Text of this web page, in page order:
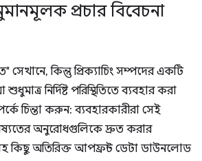
প্রচার বিবেচনা
কিন্তু প্রিক্যাচিং সম্পদের একটি
নির্দিষ্ট পরিস্থিতিতে ব্যবহার করা
চিন্তা করুন: ব্যবহারকারীরা সেই
অনুরোধগুলিকে দ্রুত করার
কিছু অতিরিক্ত আপফ্রন্ট ডেটা ডাউনলোড